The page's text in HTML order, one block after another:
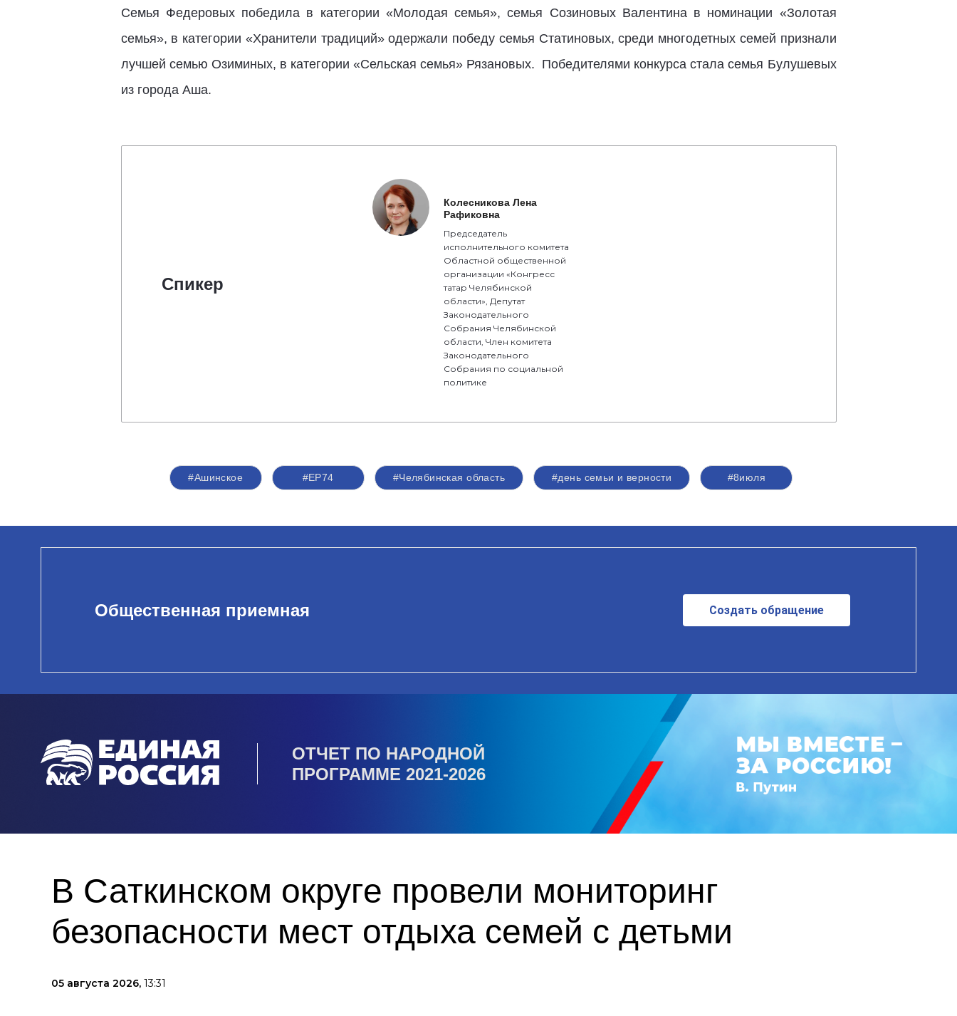
Семья Федеровых победила в категории «Молодая семья», семья Созиновых Валентина в номинации «Золотая
семья», в категории «Хранители традиций» одержали победу семья Статиновых, среди многодетных семей признали
лучшей семью Озиминых, в категории «Сельская семья» Рязановых. Победителями конкурса стала семья Булушевых
из города Аша.
Спикер
Колесникова Лена
Рафиковна
Председатель
исполнительного комитета
Областной общественной
организации «Конгресс
татар Челябинской
области», Депутат
Законодательного
Собрания Челябинской
области, Член комитета
Законодательного
Собрания по социальной
политике
#Ашинское #ЕР74 #Челябинская область #день семьи и верности #8июля
Общественная приемная Создать обращение
ОТЧЕТ ПО НАРОДНОЙ
ПРОГРАММЕ 2021-2026
В Саткинском округе провели мониторинг
безопасности мест отдыха семей с детьми
05 августа 2026, 13:31